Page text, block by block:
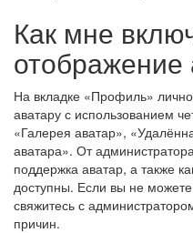
Как мне
отображение
На вкладке «Профиль»
аватару с использованием
«Галерея аватар»,
аватара». От
поддержка аватар, а также
доступны. Если вы не
свяжитесь с
причин.